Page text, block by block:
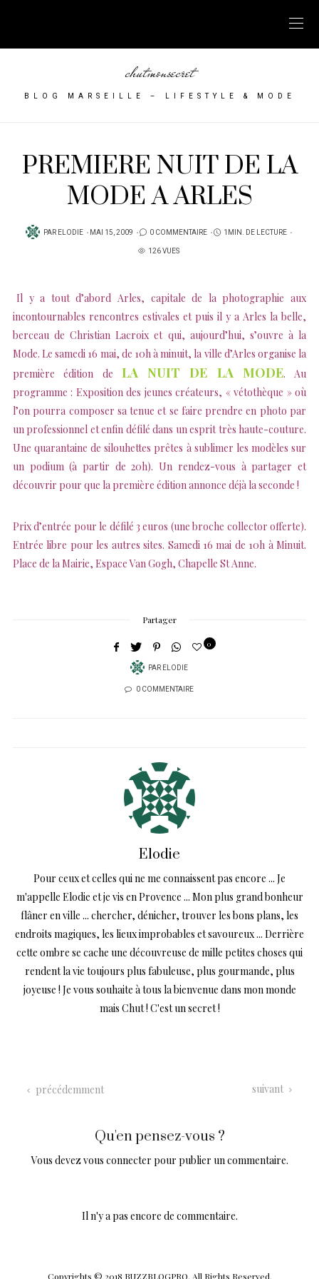
chutmonsecret
BLOG MARSEILLE – LIFESTYLE & MODE
PREMIERE NUIT DE LA
MODE A ARLES
PAR ELODIE
PUBLIÉ
MAI 15, 2009 0 COMMENTAIRE
1MIN. DE LECTURE
126 VUES
Il y a tout d’abord Arles, capitale de la photographie aux
incontournables rencontres estivales et puis il y a Arles la belle,
berceau de Christian Lacroix et qui, aujourd’hui, s’ouvre à la
Mode. Le samedi 16 mai, de 10h à minuit, la ville d’Arles organise la
première édition de LA NUIT DE LA MODE. Au
programme : Exposition des jeunes créateurs, « vétothèque » où
l’on pourra composer sa tenue et se faire prendre en photo par
un professionnel et enfin défilé dans un esprit très haute-couture.
Une quarantaine de silouhettes prêtes à sublimer les modèles sur
un podium (à partir de 20h). Un rendez-vous à partager et
découvrir pour que la première édition annonce déjà la seconde !
Prix d’entrée pour le défilé 3 euros (une broche collector offerte).
Entrée libre pour les autres sites. Samedi 16 mai de 10h à Minuit.
Place de la Mairie, Espace Van Gogh, Chapelle St Anne.
Partager
PAR ELODIE
0
0 COMMENTAIRE
Elodie
Pour ceux et celles qui ne me connaissent pas encore ... Je
m'appelle Elodie et je vis en Provence ... Mon plus grand bonheur
flâner en ville ... chercher, dénicher, trouver les bons plans, les
endroits magiques, les lieux improbables et savoureux ... Derrière
cette ombre se cache une découvreuse de mille petites choses qui
rendent la vie toujours plus fabuleuse, plus gourmande, plus
joyeuse ! Je vous souhaite à tous la bienvenue dans mon monde
mais Chut ! C'est un secret !
précédemment suivant
Qu'en pensez-vous ?
Vous devezvous connecter pour publier un commentaire.
Il n'y a pas encore de commentaire.
Copyrights © 2018 BUZZBLOGPRO. All Rights Reserved.